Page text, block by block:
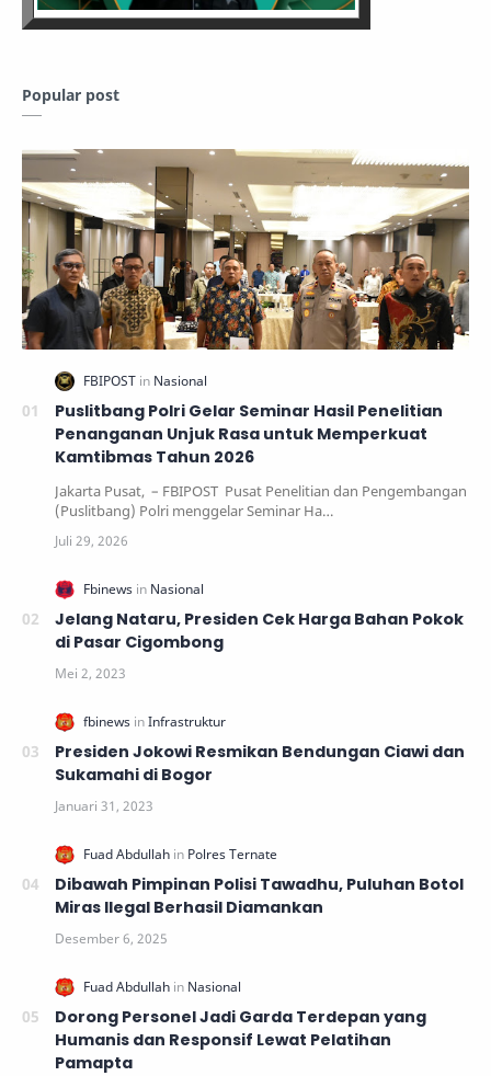
Popular post
Puslitbang Polri Gelar Seminar Hasil Penelitian
Penanganan Unjuk Rasa untuk Memperkuat
Kamtibmas Tahun 2026
Jakarta Pusat, – FBIPOST Pusat Penelitian dan Pengembangan
(Puslitbang) Polri menggelar Seminar Ha…
Jelang Nataru, Presiden Cek Harga Bahan Pokok
di Pasar Cigombong
Presiden Jokowi Resmikan Bendungan Ciawi dan
Sukamahi di Bogor
Dibawah Pimpinan Polisi Tawadhu, Puluhan Botol
Miras Ilegal Berhasil Diamankan
Dorong Personel Jadi Garda Terdepan yang
Humanis dan Responsif Lewat Pelatihan
Pamapta